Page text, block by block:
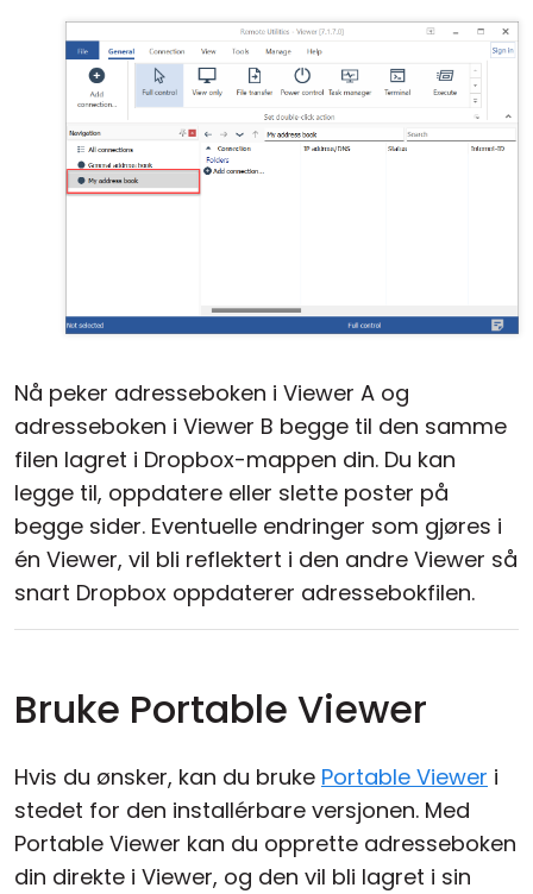
Nå peker adresseboken i Viewer A og
adresseboken i Viewer B begge til den samme
filen lagret i Dropbox-mappen din. Du kan
legge til, oppdatere eller slette poster på
begge sider. Eventuelle endringer som gjøres i
én Viewer, vil bli reflektert i den andre Viewer så
snart Dropbox oppdaterer adressebokfilen.
Bruke Portable Viewer
Hvis du ønsker, kan du bruke Portable Viewer i
stedet for den installérbare versjonen. Med
Portable Viewer kan du opprette adresseboken
din direkte i Viewer, og den vil bli lagret i sin